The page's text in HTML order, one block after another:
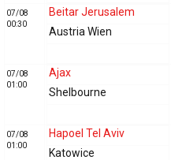
07/08
00:30
Beitar Jerusalem
Austria Wien
07/08
01:00
Ajax
Shelbourne
07/08
01:00
Hapoel Tel Aviv
Katowice